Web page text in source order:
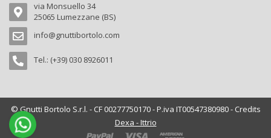
via Monsuello 34
25065 Lumezzane (BS)
info@gnuttibortolo.com
Tel.: (+39) 030 8926011
© Gnutti Bortolo S.r.l. - CF 00277750170 - P.iva IT00547380980 - Credits
Dexa - Ittrio